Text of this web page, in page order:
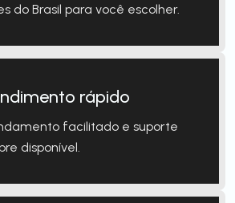
do Brasil para você escolher.
rápido
facilitado e suporte
disponível.